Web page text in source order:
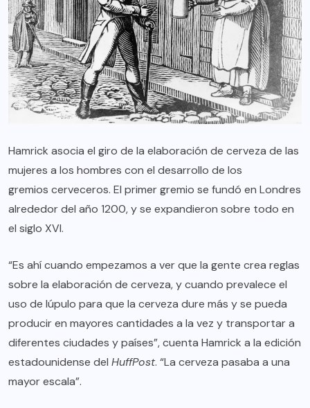
Hamrick asocia el giro de la elaboración de cerveza de las
mujeres a los hombres con el desarrollo de los
gremios cerveceros. El primer gremio se fundó en Londres
alrededor del año 1200, y se expandieron sobre todo en
el siglo XVI.
“Es ahí cuando empezamos a ver que la gente crea reglas
sobre la elaboración de cerveza, y cuando prevalece el
uso de lúpulo para que la cerveza dure más y se pueda
producir en mayores cantidades a la vez y transportar a
diferentes ciudades y países”, cuenta Hamrick a la edición
estadounidense del HuffPost. “La cerveza pasaba a una
mayor escala”.